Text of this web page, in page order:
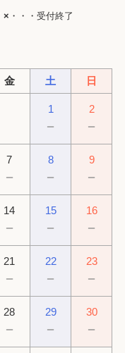
× ・・・受付終了
金 土 日
1
－
2
－
7
－
8
－
9
－
14
－
15
－
16
－
21
－
22
－
23
－
28
－
29
－
30
－